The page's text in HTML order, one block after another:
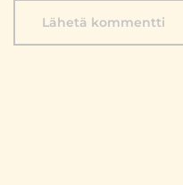
Lähetä kommentti